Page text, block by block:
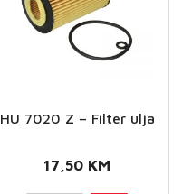
HU 7020 Z – Filter ulja
17,50 KM